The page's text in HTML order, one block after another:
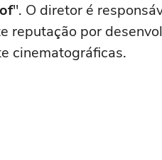
". O diretor é
reputação por
cinematográficas.